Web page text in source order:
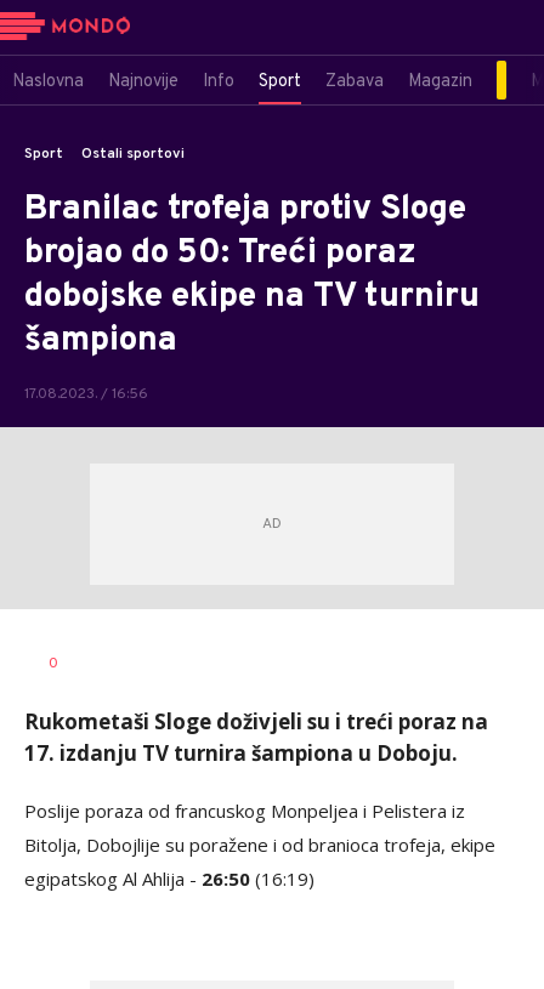
Naslovna Najnovije Info Sport Zabava Magazin
Sport Ostali sportovi
Branilac trofeja protiv Sloge
brojao do 50: Treći poraz
dobojske ekipe na TV turniru
šampiona
17.08.2023. / 16:56
AUTOR
0
Rukometaši Sloge doživjeli su i treći poraz na
17. izdanju TV turnira šampiona u Doboju.
Poslije poraza od francuskog Monpeljea i Pelistera iz
Bitolja, Dobojlije su poražene i od branioca trofeja, ekipe
egipatskog Al Ahlija - 26:50 (16:19)